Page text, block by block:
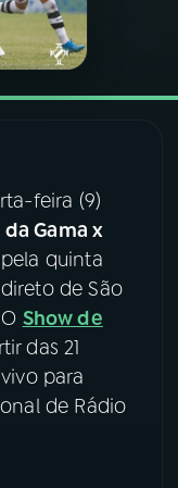
feira (9)
Gama x
quinta
de São
Show de
das 21
para
de Rádio